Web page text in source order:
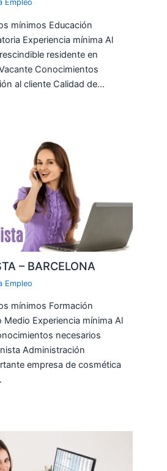
Empleo
mínimos Educación
Experiencia mínima Al
residente en
Conocimientos
al cliente Calidad de…
– BARCELONA
Empleo
mínimos Formación
Medio Experiencia mínima Al
necesarios
Administración
empresa de cosmética